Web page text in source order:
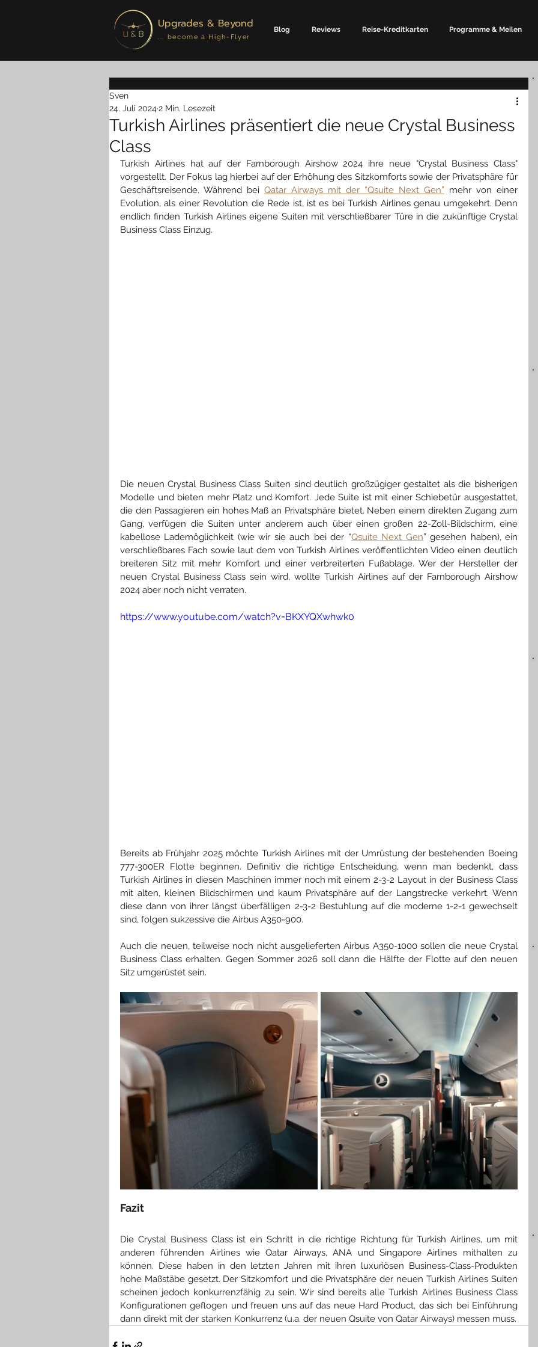
Upgrades & Beyond
... become a High-Flyer
Blog Reviews Reise-Kreditkarten Programme & Meilen
Turkish Airlines präsentiert die neue Crystal Business
Class
Sven
24. Juli 2024 2 Min. Lesezeit
Turkish Airlines hat auf der Farnborough Airshow 2024 ihre neue "Crystal Business Class"
vorgestellt. Der Fokus lag hierbei auf der Erhöhung des Sitzkomforts sowie der Privatsphäre für
Geschäftsreisende. Während bei Qatar Airways mit der “Qsuite Next Gen” mehr von einer
Evolution, als einer Revolution die Rede ist, ist es bei Turkish Airlines genau umgekehrt. Denn
endlich finden Turkish Airlines eigene Suiten mit verschließbarer Türe in die zukünftige Crystal
Business Class Einzug.
Die neuen Crystal Business Class Suiten sind deutlich großzügiger gestaltet als die bisherigen
Modelle und bieten mehr Platz und Komfort. Jede Suite ist mit einer Schiebetür ausgestattet,
die den Passagieren ein hohes Maß an Privatsphäre bietet. Neben einem direkten Zugang zum
Gang, verfügen die Suiten unter anderem auch über einen großen 22-Zoll-Bildschirm, eine
kabellose Lademöglichkeit (wie wir sie auch bei der “Qsuite Next Gen” gesehen haben), ein
verschließbares Fach sowie laut dem von Turkish Airlines veröffentlichten Video einen deutlich
breiteren Sitz mit mehr Komfort und einer verbreiterten Fußablage. Wer der Hersteller der
neuen Crystal Business Class sein wird, wollte Turkish Airlines auf der Farnborough Airshow
2024 aber noch nicht verraten.
https://www.youtube.com/watch?v=BKXYQXwhwk0
Bereits ab Frühjahr 2025 möchte Turkish Airlines mit der Umrüstung der bestehenden Boeing
777-300ER Flotte beginnen. Definitiv die richtige Entscheidung, wenn man bedenkt, dass
Turkish Airlines in diesen Maschinen immer noch mit einem 2-3-2 Layout in der Business Class
mit alten, kleinen Bildschirmen und kaum Privatsphäre auf der Langstrecke verkehrt. Wenn
diese dann von ihrer längst überfälligen 2-3-2 Bestuhlung auf die moderne 1-2-1 gewechselt
sind, folgen sukzessive die Airbus A350-900.
Auch die neuen, teilweise noch nicht ausgelieferten Airbus A350-1000 sollen die neue Crystal
Business Class erhalten. Gegen Sommer 2026 soll dann die Hälfte der Flotte auf den neuen
Sitz umgerüstet sein.
Fazit
Die Crystal Business Class ist ein Schritt in die richtige Richtung für Turkish Airlines, um mit
anderen führenden Airlines wie Qatar Airways, ANA und Singapore Airlines mithalten zu
können. Diese haben in den letzten Jahren mit ihren luxuriösen Business-Class-Produkten
hohe Maßstäbe gesetzt. Der Sitzkomfort und die Privatsphäre der neuen Turkish Airlines Suiten
scheinen jedoch konkurrenzfähig zu sein. Wir sind bereits alle Turkish Airlines Business Class
Konfigurationen geflogen und freuen uns auf das neue Hard Product, das sich bei Einführung
dann direkt mit der starken Konkurrenz (u.a. der neuen Qsuite von Qatar Airways) messen muss.